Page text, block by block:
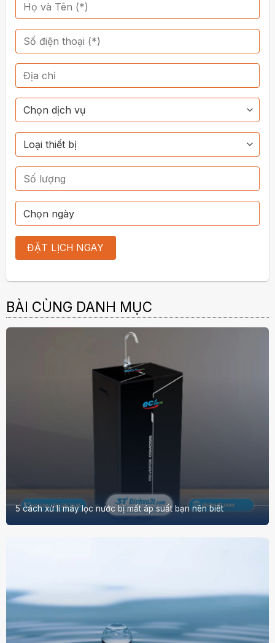
BÀI CÙNG DANH MỤC
5 cách xử lí máy lọc nước bị mất áp suất bạn nên biêt